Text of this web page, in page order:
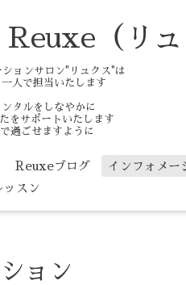
（リュ
ョンサロン"リュクス"は
人で担当いたします
タルをしなやかに
をサポートいたします
過ごせますように
Reuxeブログ インフォメー
ッスン
ョン